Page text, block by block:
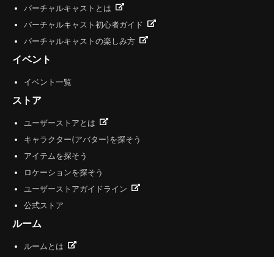
バーチャルキャストとは
バーチャルキャスト初心者ガイド
バーチャルキャストの楽しみ方
イベント
イベント一覧
ストア
ユーザーストアとは
キャラクター(アバター)を探そう
アイテムを探そう
ロケーションを探そう
ユーザーストアガイドライン
公式ストア
ルーム
ルームとは